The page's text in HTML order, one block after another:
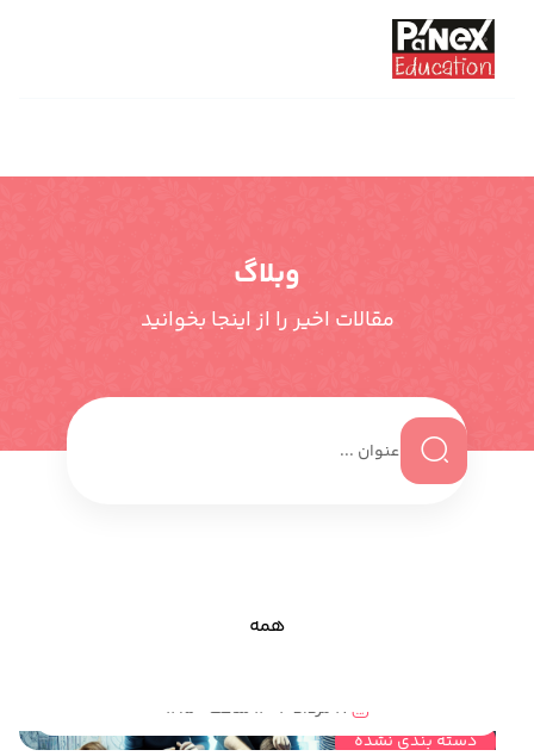
وبلاگ
مقالات اخیر را از اینجا بخوانید
همه
دسته بندی نشده
17 مرداد 1404 ساعت 12:50